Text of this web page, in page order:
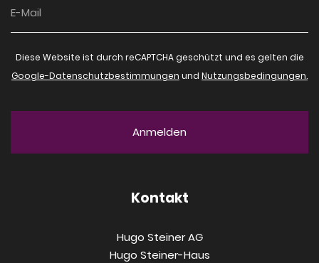
Diese Website ist durch reCAPTCHA geschützt und es gelten die
Google-Datenschutzbestimmungen und Nutzungsbedingungen.
Kontakt
Hugo Steiner AG
Hugo Steiner-Haus